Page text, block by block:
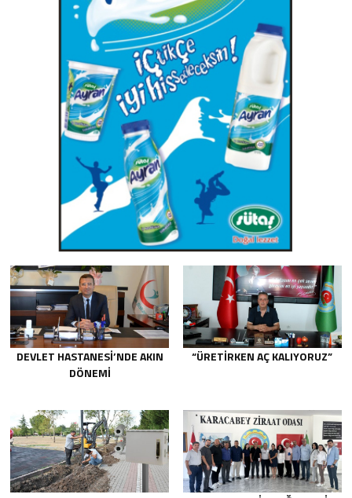
DEVLET HASTANESİ’NDE AKIN
DÖNEMİ
“ÜRETİRKEN AÇ KALIYORUZ”